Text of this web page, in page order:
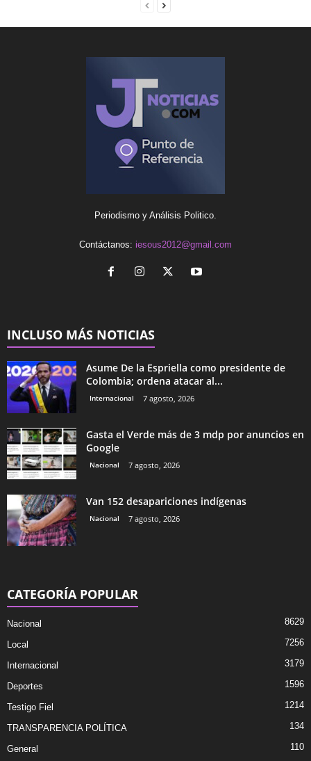
Periodismo y Análisis Politico.
Contáctanos: iesous2012@gmail.com
INCLUSO MÁS NOTICIAS
Asume De la Espriella como presidente de
Colombia; ordena atacar al...
Internacional 7 agosto, 2026
Gasta el Verde más de 3 mdp por anuncios en
Google
Nacional 7 agosto, 2026
Van 152 desapariciones indígenas
Nacional 7 agosto, 2026
CATEGORÍA POPULAR
Nacional 8629
Local 7256
Internacional 3179
Deportes 1596
Testigo Fiel 1214
TRANSPARENCIA POLÍTICA 134
General 110